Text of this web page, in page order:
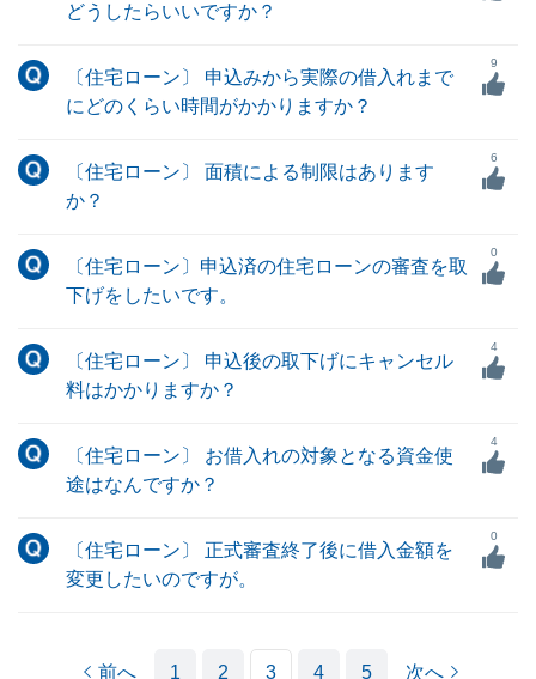
どうしたらいいですか？
〔住宅ローン〕 申込みから実際の借入れまで
にどのくらい時間がかかりますか？
9
〔住宅ローン〕 面積による制限はあります
か？
6
〔住宅ローン〕申込済の住宅ローンの審査を取
下げをしたいです。
0
〔住宅ローン〕 申込後の取下げにキャンセル
料はかかりますか？
4
〔住宅ローン〕 お借入れの対象となる資金使
途はなんですか？
4
〔住宅ローン〕 正式審査終了後に借入金額を
変更したいのですが。
0
前へ 1 2 3 4 5 次へ